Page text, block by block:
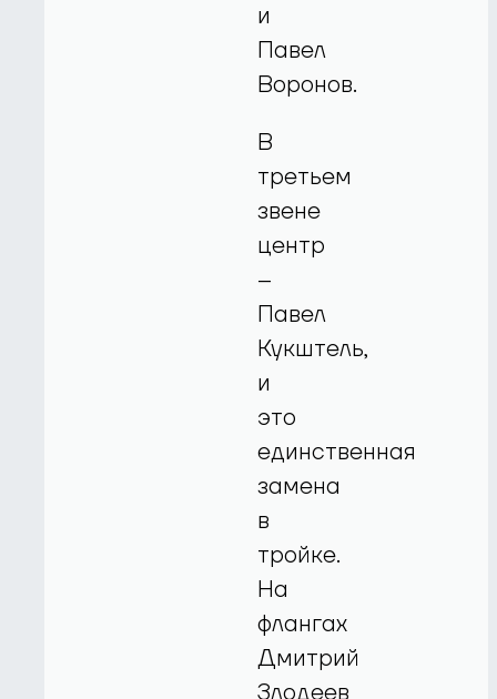
и
Павел
Воронов.
В
третьем
звене
центр
–
Павел
Кукштель,
и
это
единственная
замена
в
тройке.
На
флангах
Дмитрий
Злодеев